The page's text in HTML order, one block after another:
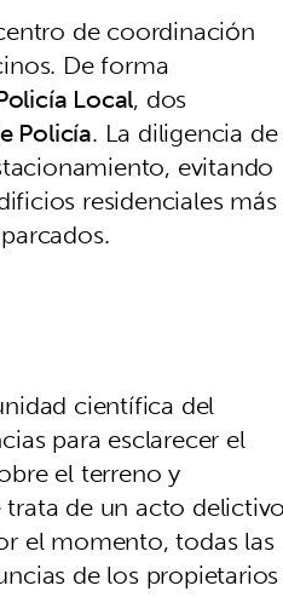
de coordinación
De forma
Local, dos
Policía. La diligencia de
evitando
residenciales más
científica del
para esclarecer el
el terreno y
de un acto
el momento, todas las
de los propietarios